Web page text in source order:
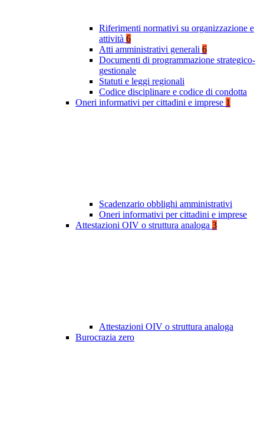
Riferimenti normativi su organizzazione e
attività 6
Atti amministrativi generali 6
Documenti di programmazione strategico-
gestionale
Statuti e leggi regionali
Codice disciplinare e codice di condotta
Oneri informativi per cittadini e imprese 1
Scadenzario obblighi amministrativi
Oneri informativi per cittadini e imprese
Attestazioni OIV o struttura analoga 3
Attestazioni OIV o struttura analoga
Burocrazia zero